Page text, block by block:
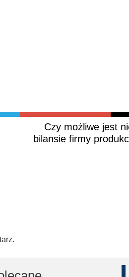
Czy możliwe jest
bilansie firmy